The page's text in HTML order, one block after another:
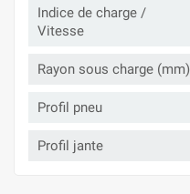
Indice de charge /
Vitesse
Rayon sous charge (mm)
Profil pneu
Profil jante